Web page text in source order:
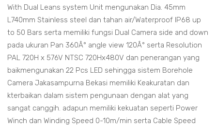
With Dual Leans system Unit mengunakan Dia. 45mm
L740mm Stainless steel dan tahan air/Waterproof IP68 up
to 50 Bars serta memiliki fungsi Dual Camera side and down
pada ukuran Pan 360Â° angle view 120Â° serta Resolution
PAL 720H x 576V NTSC 720Hx480V dan penerangan yang
baikmengunakan 22 Pcs LED sehingga sistem Borehole
Camera Jakasampurna Bekasi memiliki Keakuratan dan
kterbaikan dalam sistem pengunaan dengan alat yang
sangat canggih. adapun memiliki kekuatan seperti Power
Winch dan Winding Speed 0-10m/min serta Cable Speed